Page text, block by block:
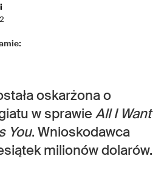
oskarżona o
w sprawie All I Want
You. Wnioskodawca
milionów dolarów.